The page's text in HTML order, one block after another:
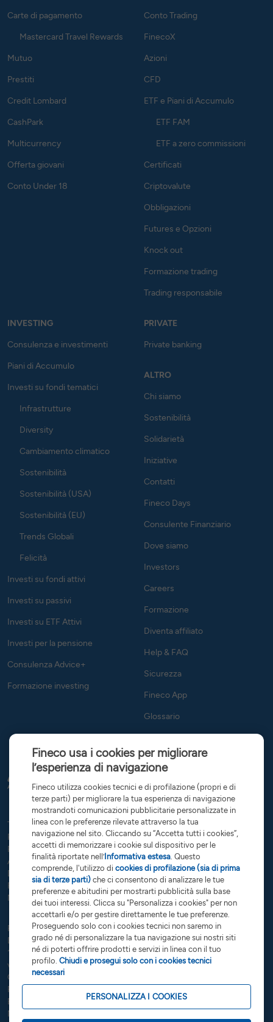
Carte di pagamento
Mastercard Travel Rewards
Mutuo
Prestiti
Credit Lombard
CashPark
Multicurrency
Offerta giovani
Conto Under 18
Conto Trading
FinecoX
Azioni
CFD
ETF e Piani di Accumulo
ETF FAM
ETF a zero commissioni
Certificati
Criptovalute
Obbligazioni
Futures e Opzioni
Knock out
Formazione trading
Trading responsabile
INVESTING
Consulenza e investimenti
Piani di Accumulo
Investi su fondi tematici
Infrastrutture
Diversity
Cambiamento climatico
Sostenibilità
Sostenibilità (USA)
Sostenibilità (EU)
Trends Globali
Felicità
Investi su fondi attivi
Investi su passivi
Investi su ETF Attivi
Investi per la pensione
Consulenza Advice+
Formazione investing
PRIVATE
Private banking
ALTRO
Chi siamo
Sostenibilità
Solidarietà
Iniziative
Contatti
Fineco Days
Consulente Finanziario
Dove siamo
Investors
Careers
Formazione
Diventa affiliato
Help & FAQ
Sicurezza
Fineco App
Glossario
Tutte le condizioni Trasparenza Reclami e ricorsi
Rapporti dormienti
Dati Societari
Servizi di investimento
Preferenze cookies
Governance
Arbitro controversie finanziarie
Open Banking
Dichiarazione di accessibilità
Whistleblowing
Risoluzione bancaria
Sostenibilità (SFDR)
Glossario
Note Legali
FinecoBank S.p.A. - Sede legale 20131 Milano - P.zza Durante, 11 -
Direzione Generale 42123 Reggio Emilia Via Rivoluzione d’Ottobre,
16 - Capitale Sociale €201.923.898,99interamente sottoscritto e
versato - Banca iscritta all’Albo delle Banche e Capogruppo del
Gruppo Bancario FinecoBank – Albo dei Gruppi Bancari cod. 3015 -
P.Iva 12962340159 - Codice Fiscale e n. iscr. R.I. Milano-Monza-
Brianza-Lodi 01392970404 - R.E.A. n. 1598155 - Aderente al Fondo
Nazionale di Garanzia e al Fondo Interbancario di Tutela dei depositi.
Fineco usa i cookies per migliorare
l’esperienza di navigazione
Fineco utilizza cookies tecnici e di profilazione (propri e di
terze parti) per migliorare la tua esperienza di navigazione
mostrandoti comunicazioni pubblicitarie personalizzate in
linea con le preferenze rilevate attraverso la tua
navigazione nel sito. Cliccando su “Accetta tutti i cookies”,
accetti di memorizzare i cookie sul dispositivo per le
finalità riportate nell’Informativa estesa. Questo
comprende, l'utilizzo di cookies di profilazione (sia di prima
sia di terze parti)che ci consentono di analizzare le tue
preferenze e abitudini per mostrarti pubblicità sulla base
dei tuoi interessi. Clicca su "Personalizza i cookies" per non
accettarli e/o per gestire direttamente le tue preferenze.
Proseguendo solo con i cookies tecnici non saremo in
grado né di personalizzare la tua navigazione sui nostri siti
né di poterti offrire prodotti e servizi in linea con il tuo
profilo. Chiudi e prosegui solo con i cookies tecnici
necessari
PERSONALIZZA I COOKIES